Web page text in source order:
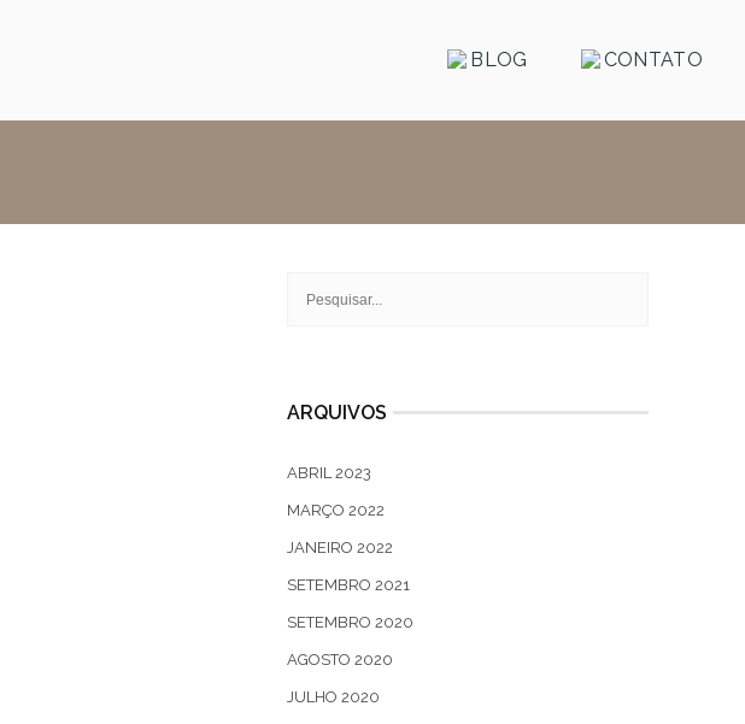
BLOG CONTATO
ARQUIVOS
ABRIL 2023
MARÇO 2022
JANEIRO 2022
SETEMBRO 2021
SETEMBRO 2020
AGOSTO 2020
JULHO 2020